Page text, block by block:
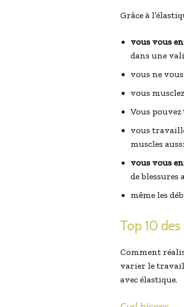
Grâce à
vous vous
dans une
vous ne
vous
Vous pouvez
vous
muscles
vous vous
de blessures
même les
Top 10
Comment
varier le travail
avec élastique.